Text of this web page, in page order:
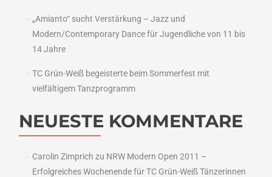
„Amianto“ sucht Verstärkung – Jazz und
Modern/Contemporary Dance für Jugendliche von 11 bis
14 Jahre
TC Grün-Weiß begeisterte beim Sommerfest mit
vielfältigem Tanzprogramm
NEUESTE KOMMENTARE
Carolin Zimprich zu NRW Modern Open 2011 –
Erfolgreiches Wochenende für TC Grün-Weiß Tänzerinnen